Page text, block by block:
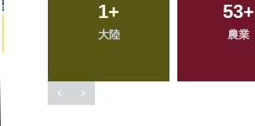
1+
大陸
53+
農業
47+
宗教
504+
綜合新聞